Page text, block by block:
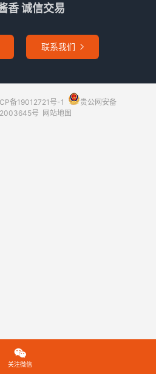
香 诚信交易
联系我们 
备19012721号-1
贵公网安备
号 网站地图

关注微信